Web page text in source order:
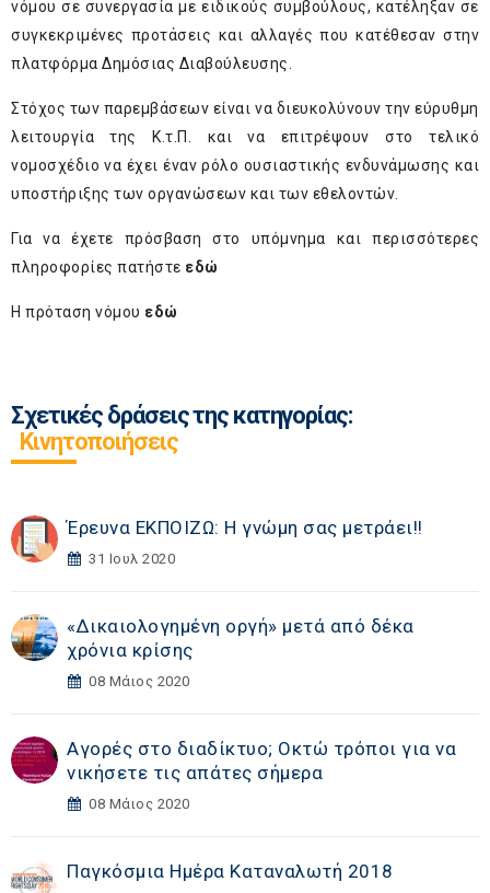
νόμου σε συνεργασία με ειδικούς συμβούλους, κατέληξαν σε
συγκεκριμένες προτάσεις και αλλαγές που κατέθεσαν στην
πλατφόρμα Δημόσιας Διαβούλευσης.
Στόχος των παρεμβάσεων είναι να διευκολύνουν την εύρυθμη
λειτουργία της Κ.τ.Π. και να επιτρέψουν στο τελικό
νομοσχέδιο να έχει έναν ρόλο ουσιαστικής ενδυνάμωσης και
υποστήριξης των οργανώσεων και των εθελοντών.
Για να έχετε πρόσβαση στο υπόμνημα και περισσότερες
πληροφορίες πατήστε εδώ
Η πρόταση νόμου εδώ
Σχετικές δράσεις της κατηγορίας:
Κινητοποιήσεις
Έρευνα ΕΚΠΟΙΖΩ: Η γνώμη σας μετράει!!
31 Ιουλ 2020
«Δικαιολογημένη οργή» μετά από δέκα
χρόνια κρίσης
08 Μάιος 2020
Αγορές στο διαδίκτυο; Οκτώ τρόποι για να
νικήσετε τις απάτες σήμερα
08 Μάιος 2020
Παγκόσμια Ημέρα Καταναλωτή 2018